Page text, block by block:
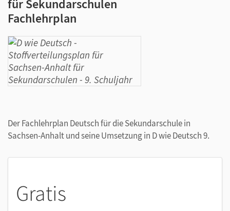
für Sekundarschulen
Fachlehrplan
Der Fachlehrplan Deutsch für die Sekundarschule in
Sachsen-Anhalt und seine Umsetzung in D wie Deutsch 9.
Gratis